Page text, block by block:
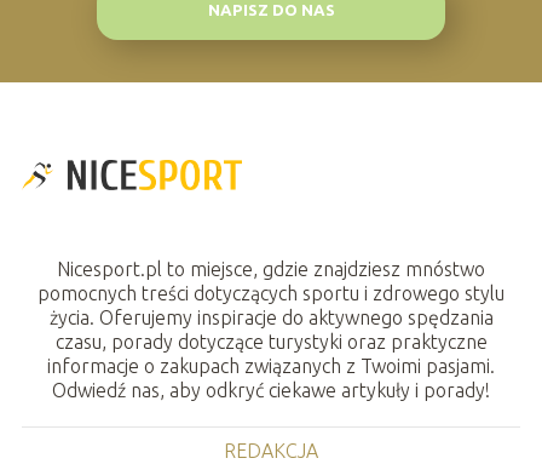
NAPISZ DO NAS
Nicesport.pl to miejsce, gdzie znajdziesz mnóstwo
pomocnych treści dotyczących sportu i zdrowego stylu
życia. Oferujemy inspiracje do aktywnego spędzania
czasu, porady dotyczące turystyki oraz praktyczne
informacje o zakupach związanych z Twoimi pasjami.
Odwiedź nas, aby odkryć ciekawe artykuły i porady!
REDAKCJA